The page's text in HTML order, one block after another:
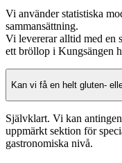
Vi använder statistiska
sammansättning.
Vi levererar alltid med en
ett bröllop i Kungsängen
Kan vi få en helt gluten-
Självklart. Vi kan
uppmärkt sektion för
gastronomiska nivå.